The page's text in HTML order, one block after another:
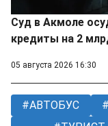
Суд в Акмоле
кредиты на 2
05 августа 2026 16:30
АВТОБУС